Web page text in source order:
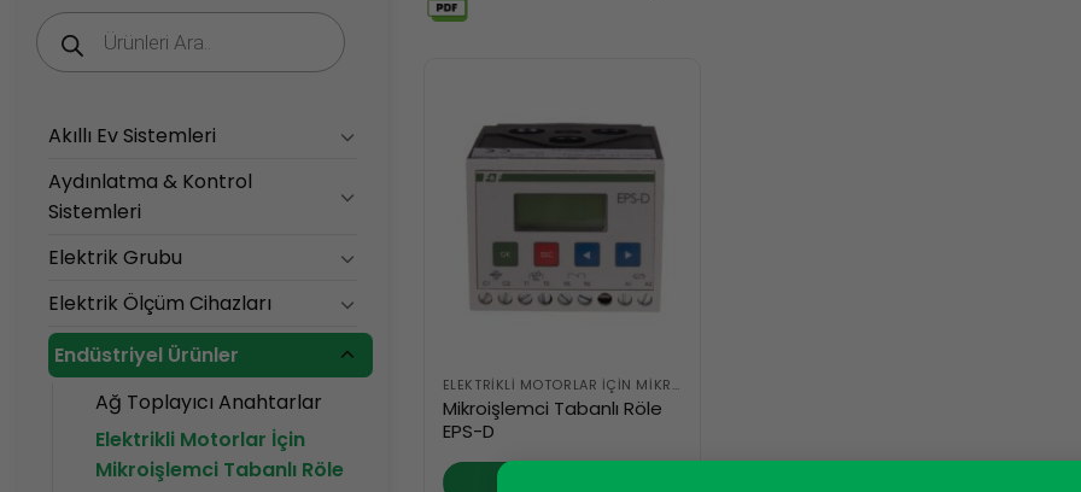
Products
search
Akıllı Ev Sistemleri
Aydınlatma & Kontrol
Sistemleri
Elektrik Grubu
Elektrik Ölçüm Cihazları
Endüstriyel Ürünler
Ağ Toplayıcı Anahtarlar
Elektrikli Motorlar İçin
Mikroişlemci Tabanlı Röle
ELEKTRIKLI MOTORLAR İÇIN MIKROIŞLEMCI TABANLI RÖLE
Mikroişlemci Tabanlı Röle
EPS-D